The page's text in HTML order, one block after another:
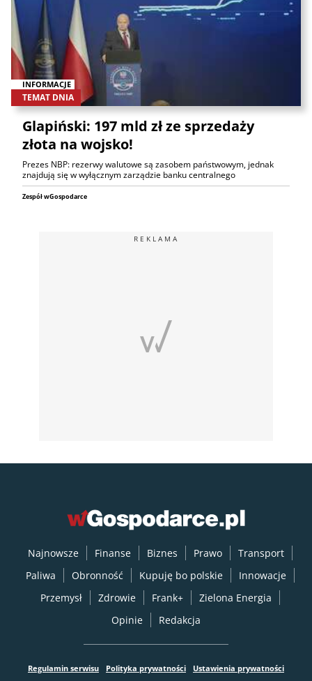
INFORMACJE
TEMAT DNIA
Glapiński: 197 mld zł ze sprzedaży
złota na wojsko!
Prezes NBP: rezerwy walutowe są zasobem państwowym, jednak
znajdują się w wyłącznym zarządzie banku centralnego
Zespół wGospodarce
REKLAMA
Najnowsze Finanse Biznes Prawo
Transport
Paliwa
Obronność Kupuję bo polskie
Innowacje
Przemysł
Zdrowie Frank+
Zielona Energia
Opinie
Redakcja
Regulamin serwisu Polityka prywatności Ustawienia prywatności